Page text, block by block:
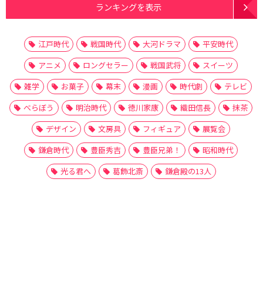
ランキングを表示
江戸時代 戦国時代 大河ドラマ
平安時代
アニメ
ロングセラー 戦国武将
スイーツ
雑学
お菓子 幕末 漫画 時代劇
テレビ
べらぼう
明治時代 徳川家康 織田信長
抹茶
デザイン
文房具 フィギュア
展覧会
鎌倉時代
豊臣秀吉 豊臣兄弟！
昭和時代
光る君へ
葛飾北斎 鎌倉殿の13人